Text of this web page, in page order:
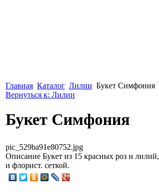
Главная Каталог Лилии Букет Симфония
Вернуться к: Лилии
Букет Симфония
pic_529ba91e80752.jpg
Описание Букет из 15 красных роз и
и флорист. сеткой.